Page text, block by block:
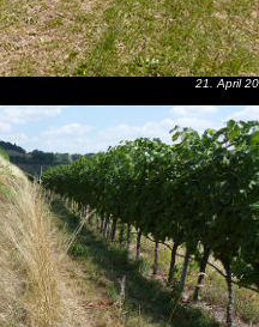
21. April